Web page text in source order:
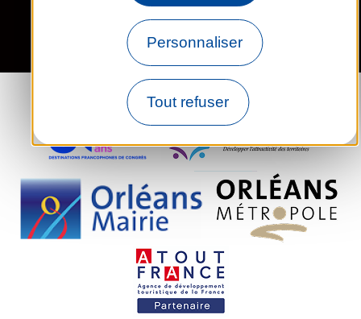
Personnaliser
Tout refuser